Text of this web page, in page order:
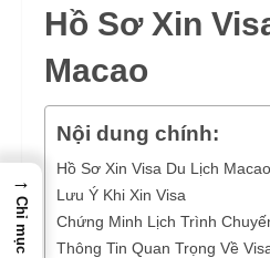
Hồ Sơ Xin
Macao
Nội dung chính:
Hồ Sơ Xin Visa Du Lịch Macao
Lưu Ý Khi Xin Visa
Chứng Minh Lịch Trình
Thông Tin Quan Trọng Về
→
Chỉ mục